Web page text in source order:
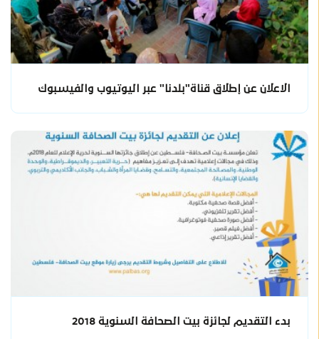
الاعلان عن إطلاق قناة"بلدنا" عبر اليوتيوب والفيسبوك
بدء التقديم لجائزة بيت الصحافة السنوية 2018